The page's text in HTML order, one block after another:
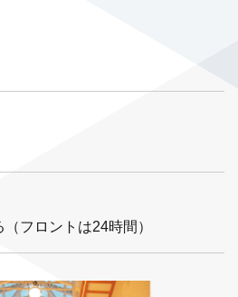
フロントは24時間）